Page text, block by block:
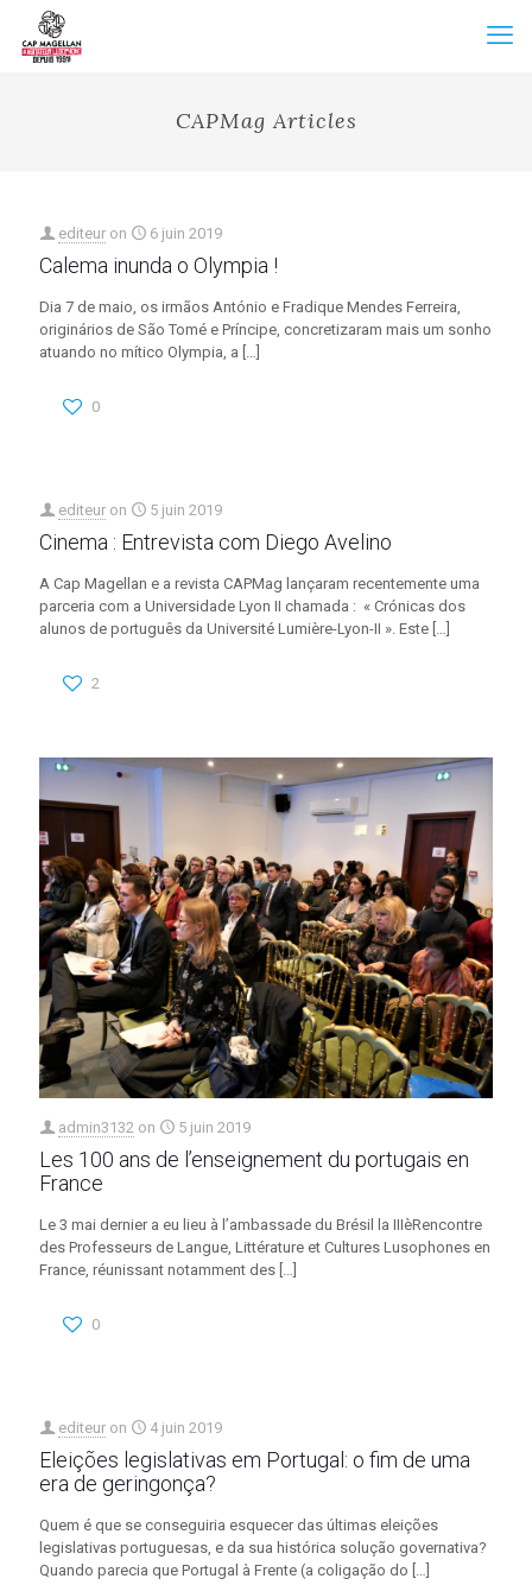
CAPMag Articles
editeur on 6 juin 2019
Calema inunda o Olympia !
Dia 7 de maio, os irmãos António e Fradique Mendes Ferreira,
originários de São Tomé e Príncipe, concretizaram mais um sonho
atuando no mítico Olympia, a […]
0
editeur on 5 juin 2019
Cinema : Entrevista com Diego Avelino
A Cap Magellan e a revista CAPMag lançaram recentemente uma
parceria com a Universidade Lyon II chamada : « Crónicas dos
alunos de português da Université Lumière-Lyon-II ». Este […]
2
admin3132 on 5 juin 2019
Les 100 ans de l’enseignement du portugais en
France
Le 3 mai dernier a eu lieu à l’ambassade du Brésil la IIIèRencontre
des Professeurs de Langue, Littérature et Cultures Lusophones en
France, réunissant notamment des […]
0
editeur on 4 juin 2019
Eleições legislativas em Portugal: o fim de uma
era de geringonça?
Quem é que se conseguiria esquecer das últimas eleições
legislativas portuguesas, e da sua histórica solução governativa?
Quando parecia que Portugal à Frente (a coligação do […]